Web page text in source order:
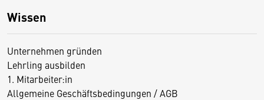
Wissen
Unternehmen gründen
Lehrling ausbilden
1. Mitarbeiter:in
Allgemeine Geschäftsbedingungen / AGB